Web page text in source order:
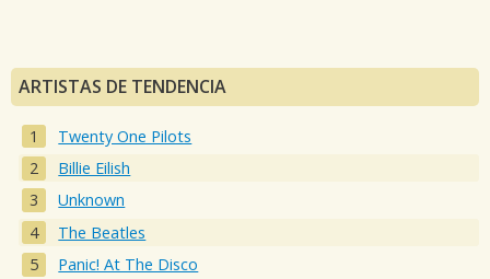
ARTISTAS DE TENDENCIA
Twenty One Pilots
Billie Eilish
Unknown
The Beatles
Panic! At The Disco